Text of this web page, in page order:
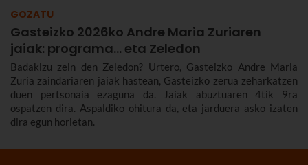
GOZATU
Gasteizko 2026ko Andre Maria Zuriaren
jaiak: programa… eta Zeledon
Badakizu zein den Zeledon? Urtero, Gasteizko Andre Maria
Zuria zaindariaren jaiak hastean, Gasteizko zerua zeharkatzen
duen pertsonaia ezaguna da. Jaiak abuztuaren 4tik 9ra
ospatzen dira. Aspaldiko ohitura da, eta jarduera asko izaten
dira egun horietan.